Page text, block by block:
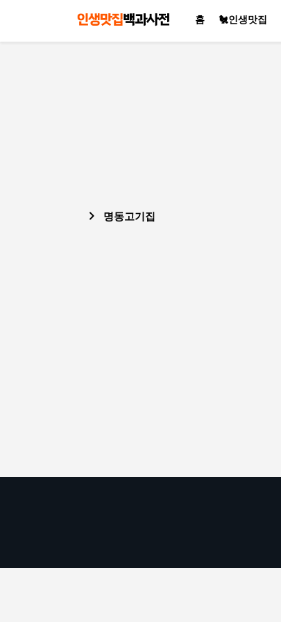
홈 🐔인생맛집
명동고기집